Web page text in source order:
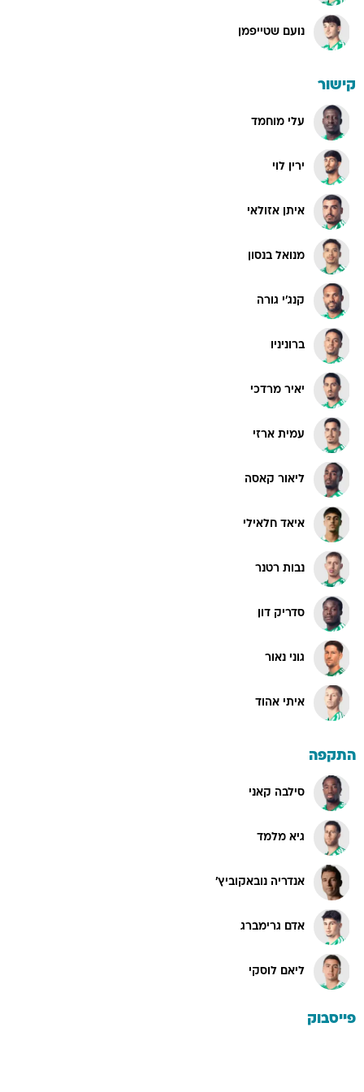
נועם שטייפמן
קישור
עלי מוחמד
ירין לוי
איתן אזולאי
מנואל בנסון
קנג'י גורה
ברוניניו
יאיר מרדכי
עמית ארזי
ליאור קאסה
איאד חלאילי
נבות רטנר
סדריק דון
גוני נאור
איתי אהוד
התקפה
סילבה קאני
גיא מלמד
אנדריה נובאקוביץ'
אדם גרימברג
ליאם לוסקי
פייסבוק